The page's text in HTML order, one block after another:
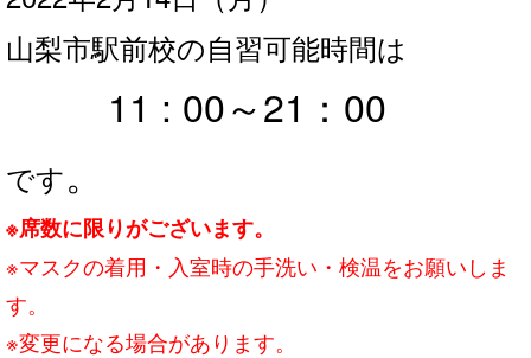
山梨市駅前校の自習可能時間は
11 : 00～21：00
です。
※席数に限りがございます。
※マスクの着用・入室時の手洗い・検温をお願いしま
す。
※変更になる場合があります。